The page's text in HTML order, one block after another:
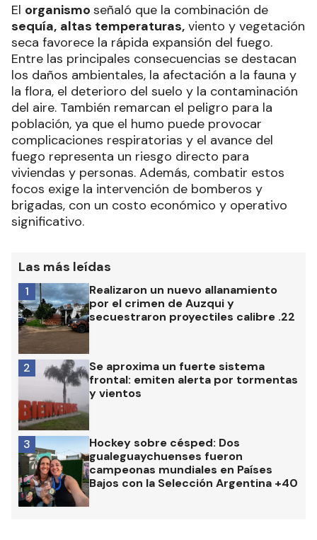
El organismo señaló que la combinación de
sequía, altas temperaturas, viento y vegetación
seca favorece la rápida expansión del fuego.
Entre las principales consecuencias se destacan
los daños ambientales, la afectación a la fauna y
la flora, el deterioro del suelo y la contaminación
del aire. También remarcan el peligro para la
población, ya que el humo puede provocar
complicaciones respiratorias y el avance del
fuego representa un riesgo directo para
viviendas y personas. Además, combatir estos
focos exige la intervención de bomberos y
brigadas, con un costo económico y operativo
significativo.
Las más leídas
Realizaron un nuevo allanamiento
por el crimen de Auzqui y
secuestraron proyectiles calibre .22
1
Se aproxima un fuerte sistema
frontal: emiten alerta por tormentas
y vientos
2
Hockey sobre césped: Dos
gualeguaychuenses fueron
campeonas mundiales en Países
Bajos con la Selección Argentina +40
3